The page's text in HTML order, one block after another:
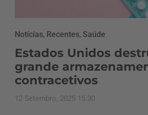
Notícias, Recentes, Saúde
Estados Unidos
grande
contracetivos
12 Setembro, 2025 15:30